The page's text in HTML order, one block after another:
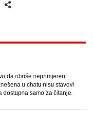
da obriše neprimjeren
u chatu nisu stavovi
dostupna samo za čitanje.